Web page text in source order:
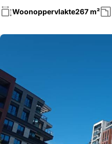
Woonoppervlakte267 m²